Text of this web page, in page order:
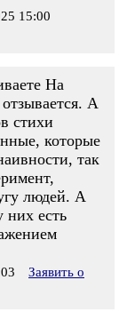
15:00
На
А
стихи
которые
так
людей. А
них есть
Заявить о